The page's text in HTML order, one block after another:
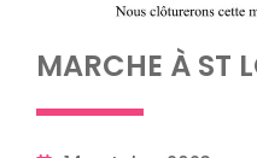
MARCHE À ST